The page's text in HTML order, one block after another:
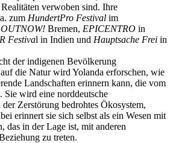
verwoben sind. Ihre
zum HundertPro Festival im
OUTNOW! Bremen, EPICENTRO in
Festival in Indien und Hauptsache Frei in
der indigenen Bevölkerung
die Natur wird Yolanda erforschen, wie
Landschaften erinnern kann, die vom
Sie wird eine norddeutsche
Zerstörung bedrohtes Ökosystem,
erinnert sie sich selbst als ein Wesen mit
das in der Lage ist, mit anderen
zu treten.